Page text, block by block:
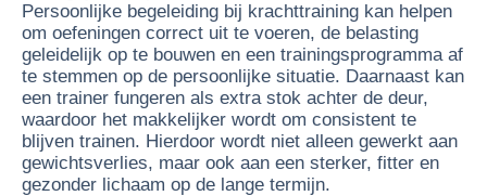
Persoonlijke begeleiding bij krachttraining kan helpen
om oefeningen correct uit te voeren, de belasting
geleidelijk op te bouwen en een trainingsprogramma af
te stemmen op de persoonlijke situatie. Daarnaast kan
een trainer fungeren als extra stok achter de deur,
waardoor het makkelijker wordt om consistent te
blijven trainen. Hierdoor wordt niet alleen gewerkt aan
gewichtsverlies, maar ook aan een sterker, fitter en
gezonder lichaam op de lange termijn.